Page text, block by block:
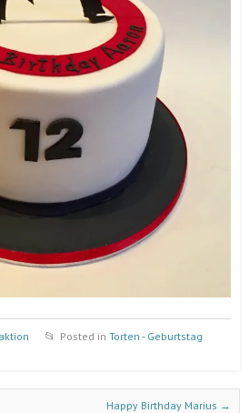
Posted inTorten - Geburtstag
Happy Birthday Marius →